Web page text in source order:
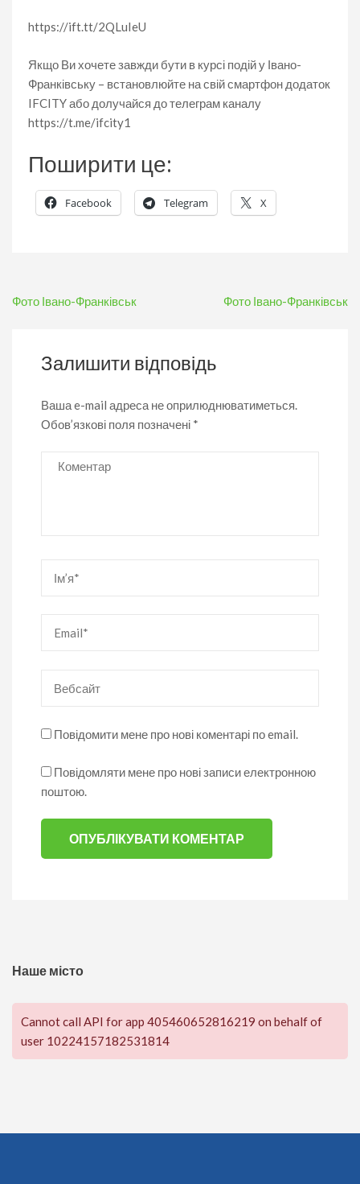
https://ift.tt/2QLuIeU
Якщо Ви хочете завжди бути в курсі подій у Івано-
Франківську – встановлюйте на свій смартфон додаток
IFCITY або долучайся до телеграм каналу
https://t.me/ifcity1
Поширити це:
Facebook Telegram X
Навігація
Фото Івано-Франківськ Фото Івано-Франківськ
Залишити відповідь
Ваша e-mail адреса не оприлюднюватиметься.
Обов’язкові поля позначені *
Коментар
Повідомити мене про нові коментарі по email.
Повідомляти мене про нові записи електронною
поштою.
Наше місто
Cannot call API for app 405460652816219 on behalf of
user 10224157182531814